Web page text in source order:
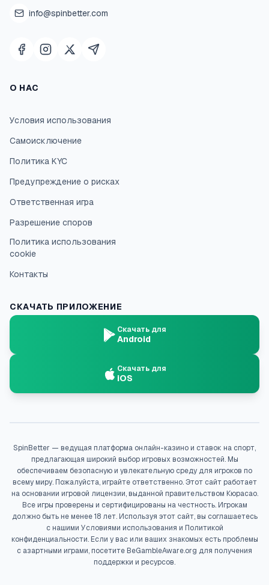
info@spinbetter.com
О НАС
Условия использования
Самоисключение
Политика KYC
Предупреждение о рисках
Ответственная игра
Разрешение cпоров
Политика использования
cookie
Контакты
СКАЧАТЬ ПРИЛОЖЕНИЕ
Скачать для
Android
Скачать для
iOS
SpinBetter — ведущая платформа онлайн-казино и ставок на спорт,
предлагающая широкий выбор игровых возможностей. Мы
обеспечиваем безопасную и увлекательную среду для игроков по
всему миру. Пожалуйста, играйте ответственно. Этот сайт работает
на основании игровой лицензии, выданной правительством Кюрасао.
Все игры проверены и сертифицированы на честность. Игрокам
должно быть не менее 18 лет. Используя этот сайт, вы соглашаетесь
с нашими Условиями использования и Политикой
конфиденциальности. Если у вас или ваших знакомых есть проблемы
с азартными играми, посетите BeGambleAware.org для получения
поддержки и ресурсов.